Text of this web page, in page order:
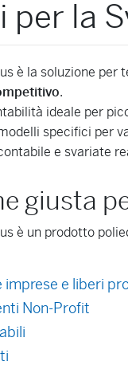
per la
è la soluzione
.
ideale per
specifici per
e svariate
giusta
è un prodotto
imprese e liberi
Non-Profit